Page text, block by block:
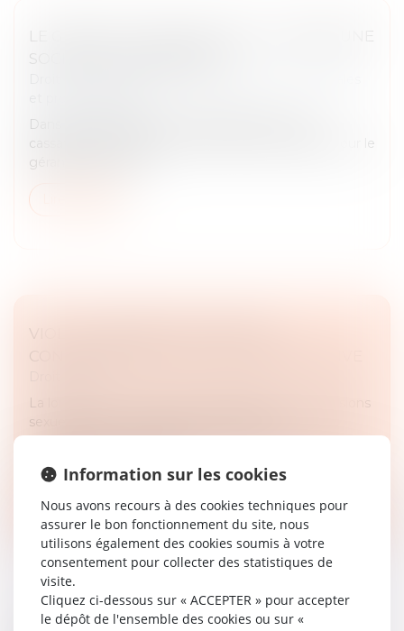
LE GÉRANT D’UNE SARL PEUT-IL CRÉER UNE
SOCIÉTÉ CONCURRENTE ?
Dans un arrêt rendu le 17 juin 2026, la Cour de
cassation précise la portée du devoir de loyauté pour le
gérant d’une SARL...
VIOL : LA NOUVELLE LOI SUR LE
CONSENTEMENT N'EST PAS RÉTROACTIVE
La loi du 6 novembre 2025 redéfinissant les agressions
sexuelles et le viol autour de la notion de
consentement constitue une loi pénale plus sévère.
Information sur les cookies
Nous avons recours à des cookies techniques pour
assurer le bon fonctionnement du site, nous
utilisons également des cookies soumis à votre
consentement pour collecter des statistiques de
visite.
Cliquez ci-dessous sur « ACCEPTER » pour accepter
le dépôt de l'ensemble des cookies ou sur «